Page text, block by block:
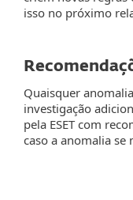
isso no próximo
Quaisquer
investigação
pela ESET com
caso a anomalia se